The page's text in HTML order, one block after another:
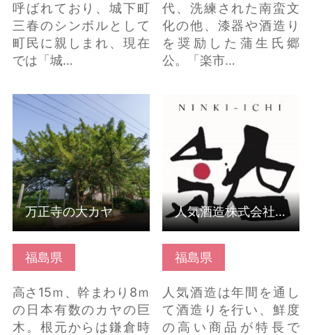
呼ばれており、城下町
三春のシンボルとして
町民に親しまれ、現在
では「城…
代、洗練された南蛮文
化の他、漆器や酒造り
を奨励した蒲生氏郷
公。「楽市…
福島県
高さ15ｍ、幹まわり8ｍ
の日本有数のカヤの巨
木。根元からは鎌倉時
万正寺の大カヤ の詳細
はこちら
万正寺の大カヤ
福島県
人気酒造は年間を通し
て酒造りを行い、鮮度
の高い商品が特長で
人気酒造株式会社 人
気一 ゴールド人気純
米大吟醸 の詳細はこち
人気酒造株式会社 人気一 ゴールド人気純米大吟醸